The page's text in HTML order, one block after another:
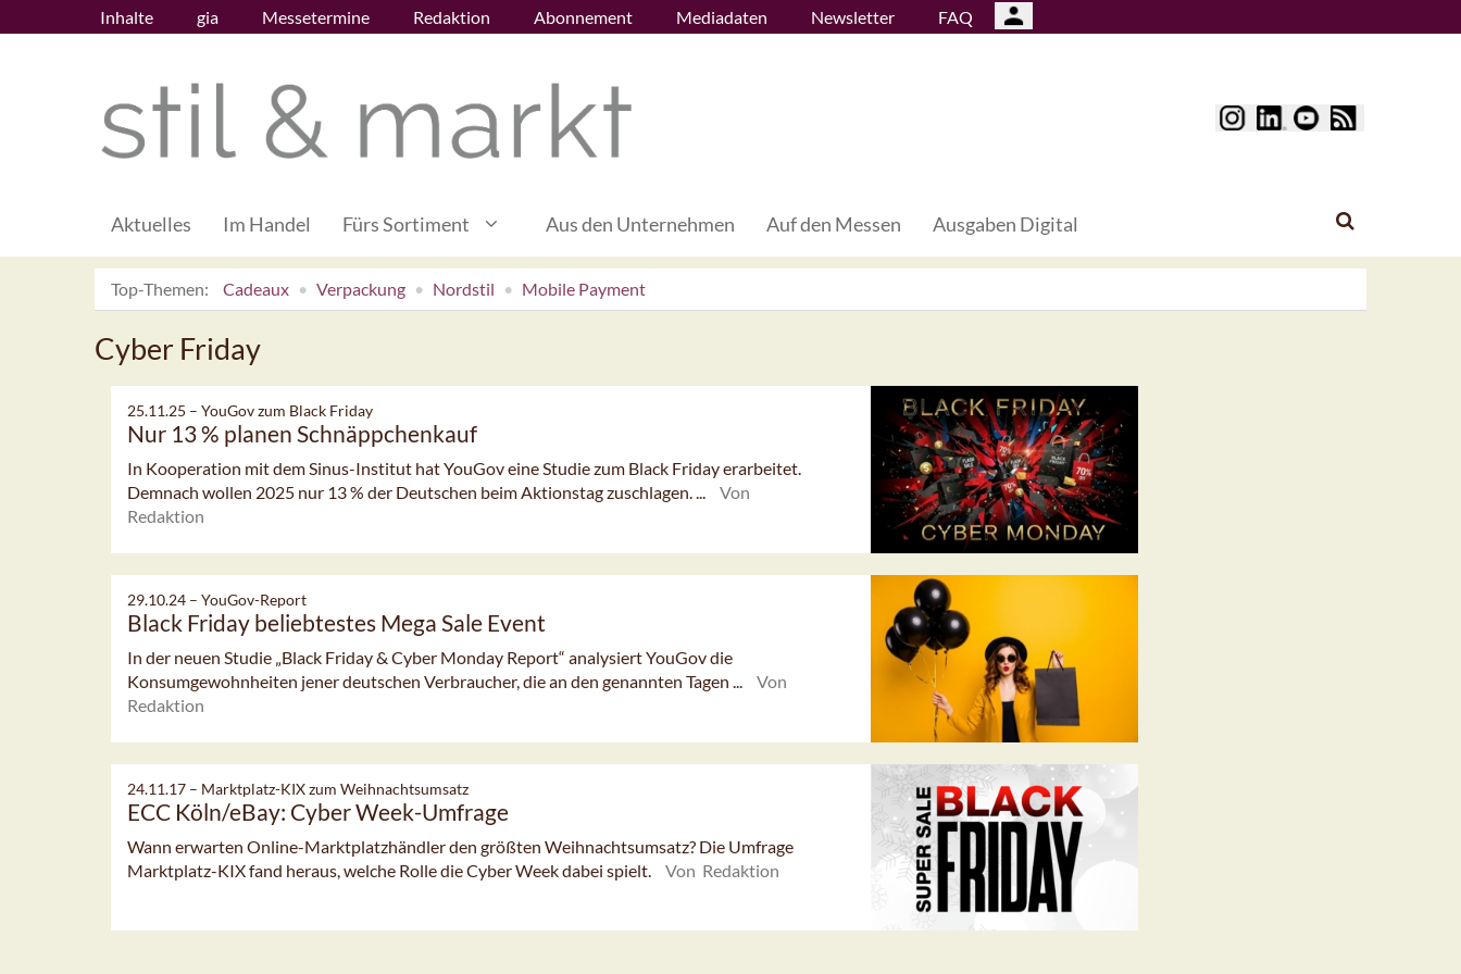
Inhalte gia Messetermine Redaktion Abonnement Mediadaten Newsletter FAQ
Aktuelles Im Handel Fürs Sortiment Aus den Unternehmen Auf den Messen Ausgaben Digital
Top-Themen: Cadeaux Verpackung Nordstil Mobile Payment
Cyber Friday
25.11.25 – YouGov zum Black Friday
Nur 13 % planen Schnäppchenkauf
In Kooperation mit dem Sinus-Institut hat YouGov eine Studie zum Black Friday erarbeitet.
Demnach wollen 2025 nur 13 % der Deutschen beim Aktionstag zuschlagen. ...
Von
Redaktion
29.10.24 – YouGov-Report
Black Friday beliebtestes Mega Sale Event
In der neuen Studie „Black Friday & Cyber Monday Report“ analysiert YouGov die
Konsumgewohnheiten jener deutschen Verbraucher, die an den genannten Tagen ...
Von
Redaktion
24.11.17 – Marktplatz-KIX zum Weihnachtsumsatz
ECC Köln/eBay: Cyber Week-Umfrage
Wann erwarten Online-Marktplatzhändler den größten Weihnachtsumsatz? Die Umfrage
Marktplatz-KIX fand heraus, welche Rolle die Cyber Week dabei spielt.
Von Redaktion